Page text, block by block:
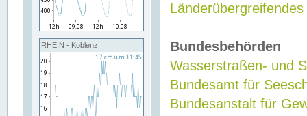
RHEIN - Koblenz
Bundesbehörden
Wasserstraßen- und
Bundesamt für
Bundesanstalt für